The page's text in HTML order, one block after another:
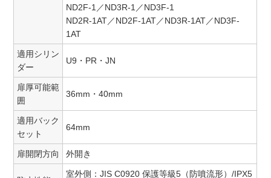
ND2F-1／ND3R-1／ND3F-1
ND2R-1AT／ND2F-1AT／ND3R-1AT／ND3F-
1AT
適用シリン
ダー
U9・PR・JN
扉厚可能範
囲
36mm・40mm
適用バック
セット
64mm
扉開閉方向 外開き
室外側：JIS C0920 保護等級5（防噴流形）/IPX5